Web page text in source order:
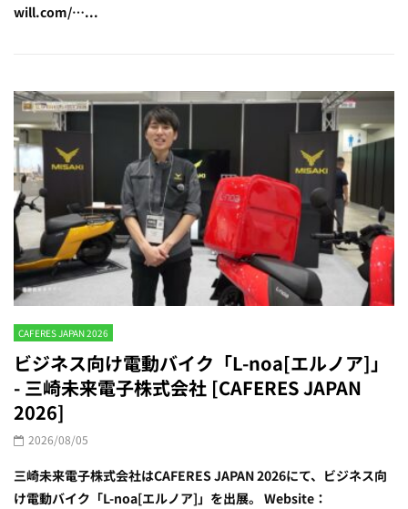
will.com/…...
CAFERES JAPAN 2026
ビジネス向け電動バイク「L-noa[エルノア]」
- 三崎未来電子株式会社 [CAFERES JAPAN
2026]
2026/08/05
三崎未来電子株式会社はCAFERES JAPAN 2026にて、ビジネス向
け電動バイク「L-noa[エルノア]」を出展。 Website：